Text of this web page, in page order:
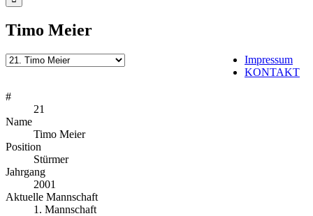
Timo Meier
#
21
Name
Timo Meier
Position
Stürmer
Jahrgang
2001
Aktuelle Mannschaft
1. Mannschaft
Impressum
KONTAKT